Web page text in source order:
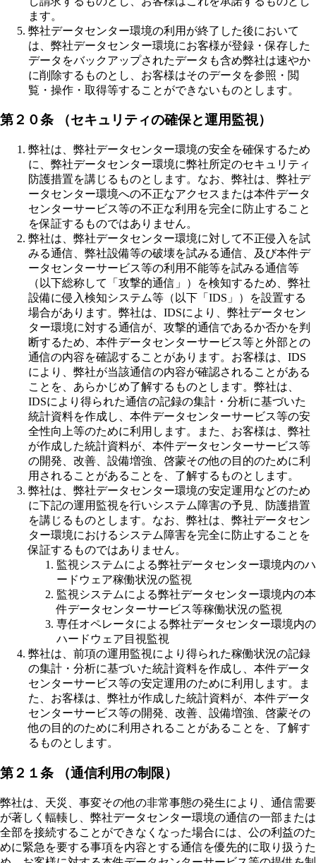
ます。
弊社データセンター環境の利用が終了した後において
は、弊社データセンター環境にお客様が登録・保存した
データをバックアップされたデータも含め弊社は速やか
に削除するものとし、お客様はそのデータを参照・閲
覧・操作・取得等することができないものとします。
第２０条 （セキュリティの確保と運用監視）
弊社は、弊社データセンター環境の安全を確保するため
に、弊社データセンター環境に弊社所定のセキュリティ
防護措置を講じるものとします。なお、弊社は、弊社デ
ータセンター環境への不正なアクセスまたは本件データ
センターサービス等の不正な利用を完全に防止すること
を保証するものではありません。
弊社は、弊社データセンター環境に対して不正侵入を試
みる通信、弊社設備等の破壊を試みる通信、及び本件デ
ータセンターサービス等の利用不能等を試みる通信等
（以下総称して「攻撃的通信」）を検知するため、弊社
設備に侵入検知システム等（以下「IDS」）を設置する
場合があります。弊社は、IDSにより、弊社データセン
ター環境に対する通信が、攻撃的通信であるか否かを判
断するため、本件データセンターサービス等と外部との
通信の内容を確認することがあります。お客様は、IDS
により、弊社が当該通信の内容が確認されることがある
ことを、あらかじめ了解するものとします。弊社は、
IDSにより得られた通信の記録の集計・分析に基づいた
統計資料を作成し、本件データセンターサービス等の安
全性向上等のために利用します。また、お客様は、弊社
が作成した統計資料が、本件データセンターサービス等
の開発、改善、設備増強、啓蒙その他の目的のために利
用されることがあることを、了解するものとします。
弊社は、弊社データセンター環境の安定運用などのため
に下記の運用監視を行いシステム障害の予見、防護措置
を講じるものとします。なお、弊社は、弊社データセン
ター環境におけるシステム障害を完全に防止することを
保証するものではありません。
監視システムによる弊社データセンター環境内のハ
ードウェア稼働状況の監視
監視システムによる弊社データセンター環境内の本
件データセンターサービス等稼働状況の監視
専任オペレータによる弊社データセンター環境内の
ハードウェア目視監視
弊社は、前項の運用監視により得られた稼働状況の記録
の集計・分析に基づいた統計資料を作成し、本件データ
センターサービス等の安定運用のために利用します。ま
た、お客様は、弊社が作成した統計資料が、本件データ
センターサービス等の開発、改善、設備増強、啓蒙その
他の目的のために利用されることがあることを、了解す
るものとします。
第２１条 （通信利用の制限）
弊社は、天災、事変その他の非常事態の発生により、通信需要
が著しく輻輳し、弊社データセンター環境の通信の一部または
全部を接続することができなくなった場合には、公の利益のた
めに緊急を要する事項を内容とする通信を優先的に取り扱うた